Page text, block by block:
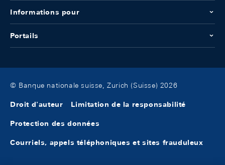
Informations pour
Portails
© Banque nationale suisse, Zurich (Suisse) 2026
Droit d'auteur Limitation de la responsabilité
Protection des données
Courriels, appels téléphoniques et sites frauduleux